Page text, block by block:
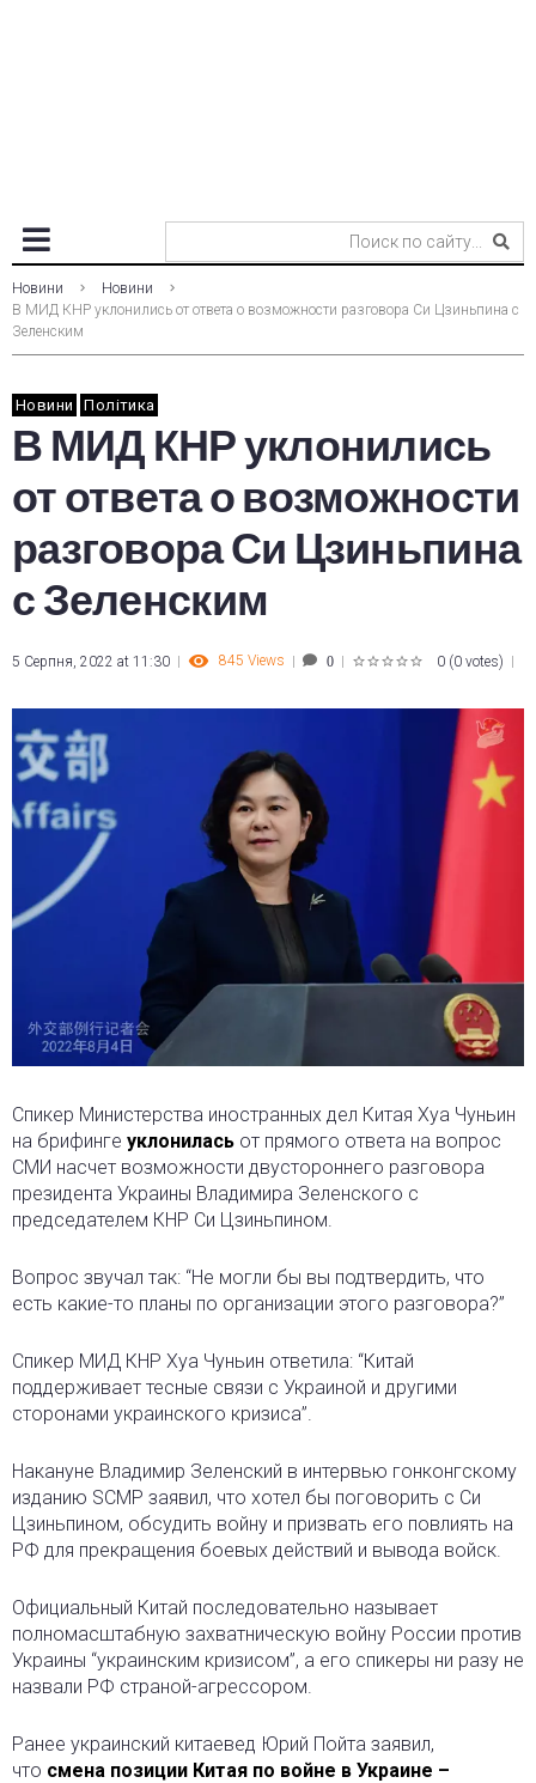
Новини
Новини
В МИД КНР уклонились от ответа о возможности разговора Си Цзиньпина с
Зеленским
Новини Політика
В МИД КНР уклонились
от ответа о возможности
разговора Си Цзиньпина
с Зеленским
5 Серпня, 2022 at 11:30 845 Views 0 0 (0 votes)
Спикер Министерства иностранных дел Китая Хуа Чуньин
на брифинге уклонилась от прямого ответа на вопрос
СМИ насчет возможности двустороннего разговора
президента Украины Владимира Зеленского с
председателем КНР Си Цзиньпином.
Вопрос звучал так: “Не могли бы вы подтвердить, что
есть какие-то планы по организации этого разговора?”
Спикер МИД КНР Хуа Чуньин ответила: “Китай
поддерживает тесные связи с Украиной и другими
сторонами украинского кризиса”.
Накануне Владимир Зеленский в интервью гонконгскому
изданию SCMP заявил, что хотел бы поговорить с Си
Цзиньпином, обсудить войну и призвать его повлиять на
РФ для прекращения боевых действий и вывода войск.
Официальный Китай последовательно называет
полномасштабную захватническую войну России против
Украины “украинским кризисом”, а его спикеры ни разу не
назвали РФ страной-агрессором.
Ранее украинский китаевед Юрий Пойта заявил,
что смена позиции Китая по войне в Украине –